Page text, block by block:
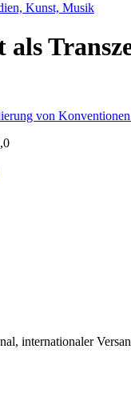
Kunst, Musik
internationaler